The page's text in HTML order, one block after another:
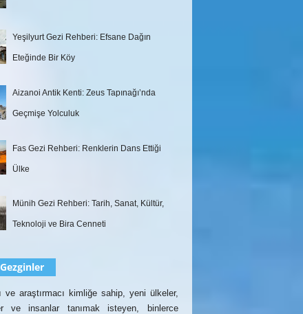
Yeşilyurt Gezi Rehberi: Efsane Dağın
Eteğinde Bir Köy
Aizanoi Antik Kenti: Zeus Tapınağı’nda
Geçmişe Yolculuk
Fas Gezi Rehberi: Renklerin Dans Ettiği
Ülke
Münih Gezi Rehberi: Tarih, Sanat, Kültür,
Teknoloji ve Bira Cenneti
ve araştırmacı kimliğe sahip, yeni ülkeler,
ve insanlar tanımak isteyen, binlerce